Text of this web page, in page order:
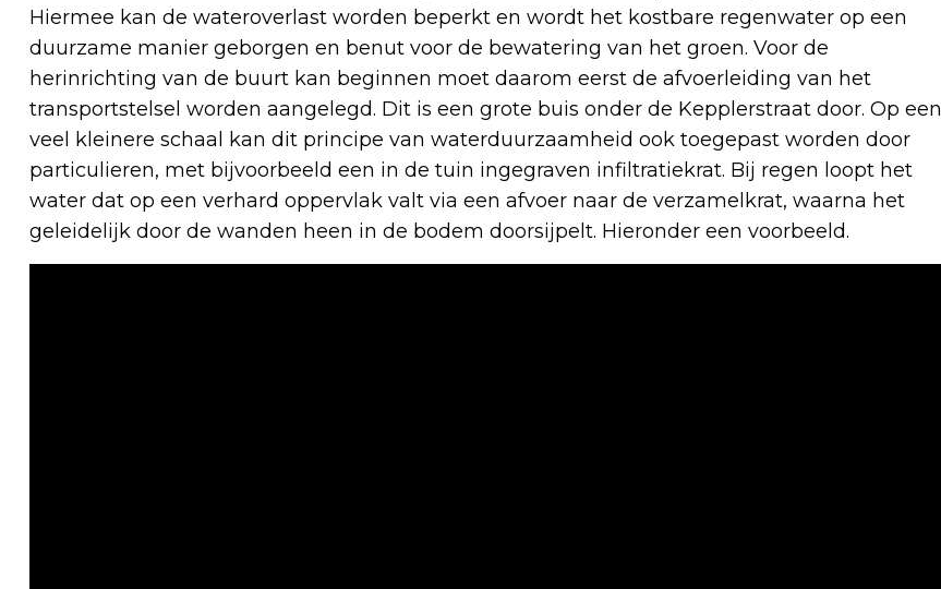
Hiermee kan de wateroverlast worden beperkt en wordt het kostbare regenwater op een
duurzame manier geborgen en benut voor de bewatering van het groen. Voor de
herinrichting van de buurt kan beginnen moet daarom eerst de afvoerleiding van het
transportstelsel worden aangelegd. Dit is een grote buis onder de Kepplerstraat door. Op een
veel kleinere schaal kan dit principe van waterduurzaamheid ook toegepast worden door
particulieren, met bijvoorbeeld een in de tuin ingegraven infiltratiekrat. Bij regen loopt het
water dat op een verhard oppervlak valt via een afvoer naar de verzamelkrat, waarna het
geleidelijk door de wanden heen in de bodem doorsijpelt. Hieronder een voorbeeld.